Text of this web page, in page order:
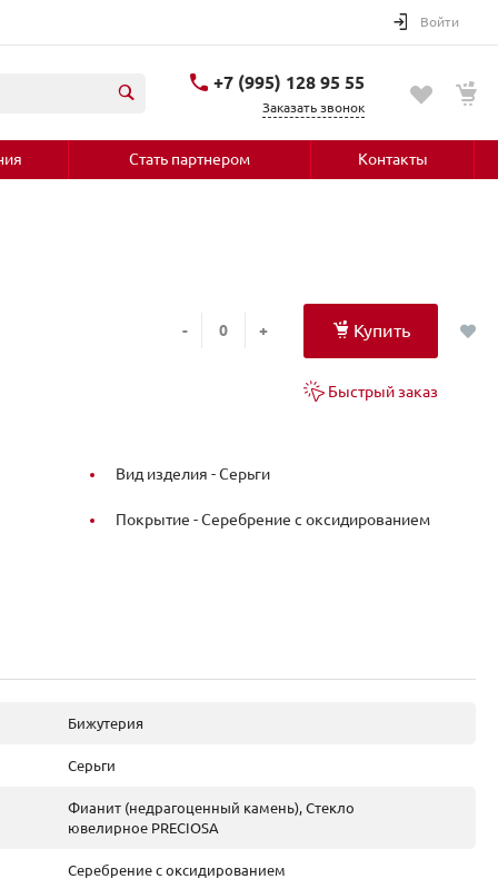
Войти
+7 (995) 128 95 55
Заказать звонок
Стать партнером Контакты
- + Купить
Быстрый заказ
Вид изделия -Серьги
Покрытие -Серебрение с оксидированием
Бижутерия
Серьги
Фианит (недрагоценный камень), Стекло
ювелирное PRECIOSA
Серебрение с оксидированием